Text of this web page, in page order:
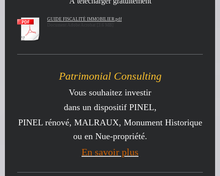
GUIDE FISCALITÉ IMMOBILIER.pdf
Document Adobe Acrobat [3.6 MB]
Patrimonial Consulting
Vous souhaitez investir
dans un dispositif PINEL,
PINEL rénové, MALRAUX, Monument Historique
ou en Nue-propriété.
En savoir plus